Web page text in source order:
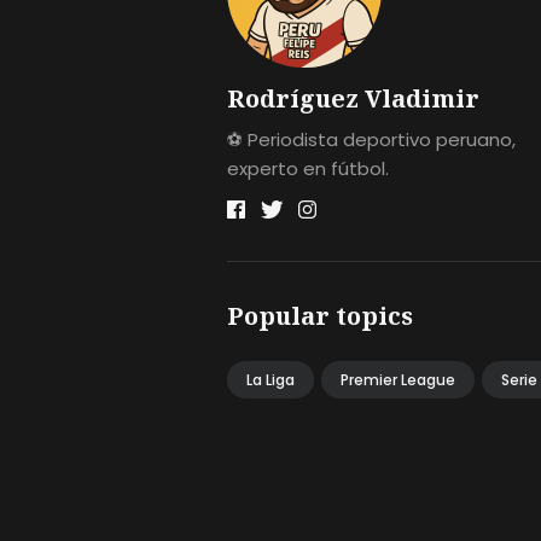
Rodríguez Vladimir
⚽ Periodista deportivo peruano,
experto en fútbol.
Popular topics
La Liga Premier League Serie